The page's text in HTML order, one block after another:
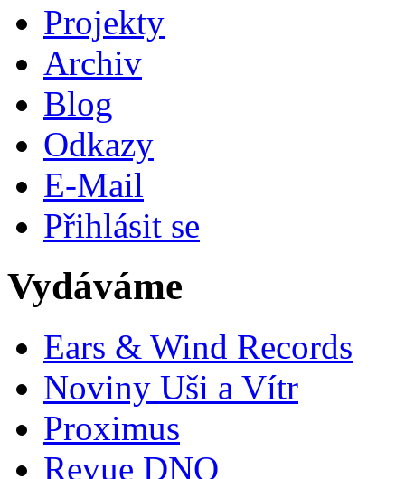
Projekty
Archiv
Blog
Odkazy
E-Mail
Přihlásit se
Vydáváme
Ears & Wind Records
Noviny Uši a Vítr
Proximus
Revue DNO